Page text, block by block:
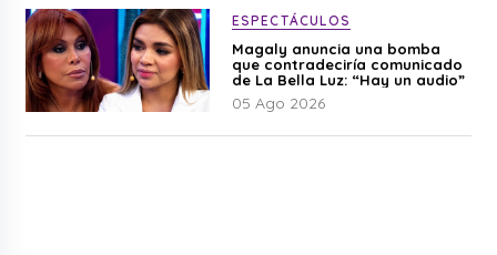
ESPECTÁCULOS
Magaly anuncia una bomba
que contradeciría comunicado
de La Bella Luz: “Hay un audio”
05 Ago 2026